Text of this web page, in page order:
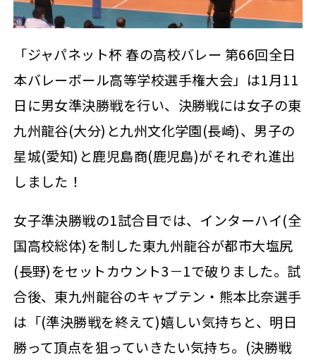
「ジャパネット杯 春の高校バレー 第66回全日
本バレーボール高等学校選手権大会」は1月11
日に男女準決勝戦を行い、決勝戦には女子の東
九州龍谷(大分)と九州文化学園(長崎)、男子の
星城(愛知)と鹿児島商(鹿児島)がそれぞれ進出
しました！
女子準決勝戦の1試合目では、インターハイ(全
国高校総体)を制した東九州龍谷が都市大塩尻
(長野)をセットカウント3－1で破りました。試
合後、東九州龍谷のキャプテン・熊本比奈選手
は「(準決勝戦を終えて)嬉しい気持ちと、明日
勝って頂点を狙っていきたい気持ち。(決勝戦